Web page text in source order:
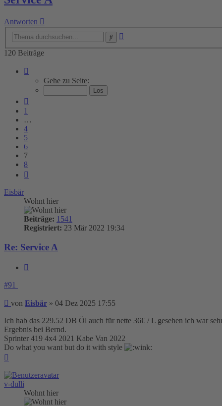
Antworten
120 Beiträge
von
Gehe zu Seite:
1
…
4
5
6
7
8
Eisbär
Wohnt hier
Beiträge: 1541
Registriert: 23 Mär 2022 19:34
Re: Service A
#91
Beitrag
von Eisbär » 04 Dez 2025 17:55
Ich hab das 229.52 DB Öl auch für nette 36€ / L gesehen ich war
Ergebnis bei Bernd.
Sprinter 419 4x4 2021 Kabe Van 2022
Do what you want but do it with style
v-dulli
Wohnt hier